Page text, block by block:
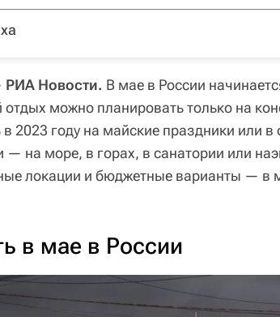
Новости. В мае в России
можно планировать только на
в 2023 году на майские праздники или в
— на море, в горах, в санатории или
локации и бюджетные варианты — в
в мае в России